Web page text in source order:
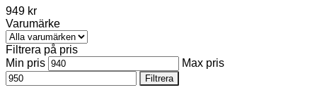
949 kr
Varumärke
Filtrera på pris
Min pris
Max pris
Filtrera